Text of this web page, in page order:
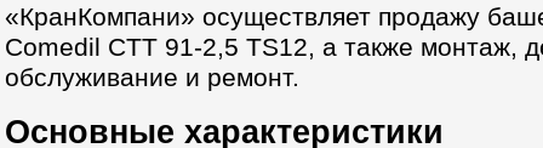
«КранКомпани» осуществляет продажу
Comedil CTT 91-2,5 TS12, а также монтаж,
обслуживание и ремонт.
Основные характеристики